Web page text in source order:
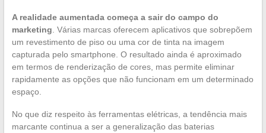
A realidade aumentada começa a sair do campo do
marketing . Várias marcas oferecem aplicativos que sobrepõem
um revestimento de piso ou uma cor de tinta na imagem
capturada pelo smartphone. O resultado ainda é aproximado
em termos de renderização de cores, mas permite eliminar
rapidamente as opções que não funcionam em um determinado
espaço.
No que diz respeito às ferramentas elétricas, a tendência mais
marcante continua a ser a generalização das baterias